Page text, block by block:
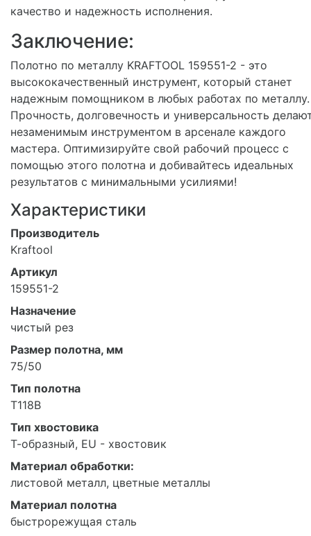
качество и надежность исполнения.
Заключение:
Полотно по металлу KRAFTOOL 159551-2 - это
высококачественный инструмент, который станет
надежным помощником в любых работах по металлу.
Прочность, долговечность и универсальность
незаменимым инструментом в арсенале каждого
мастера. Оптимизируйте свой рабочий процесс с
помощью этого полотна и добивайтесь идеальных
результатов с минимальными усилиями!
Характеристики
Производитель
Kraftool
Артикул
159551-2
Назначение
чистый рез
Размер полотна, мм
75/50
Тип полотна
T118B
Тип хвостовика
Т-образный, EU - хвостовик
Материал обработки:
листовой металл, цветные металлы
Материал полотна
быстрорежущая сталь